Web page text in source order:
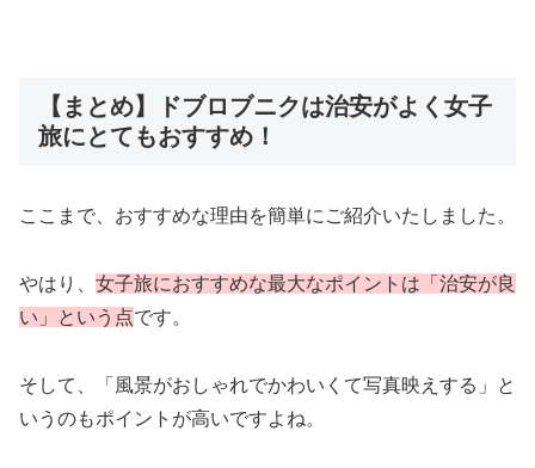
【まとめ】ドブロブニクは治安がよく女子
旅にとてもおすすめ！
ここまで、おすすめな理由を簡単にご紹介いたしました。
やはり、 女子旅におすすめな最大なポイントは「治安が良
い」という点です。
そして、「風景がおしゃれでかわいくて写真映えする」と
いうのもポイントが高いですよね。